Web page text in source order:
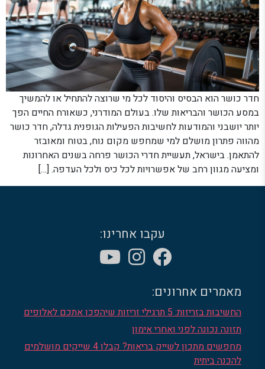
חדר כושר הוא הבסיס והיסוד לכל מי שרוצה להתחיל או להמשיך
במסע הכושר והבריאות שלו. בעולם המודרני, כשאורח החיים הפך
יותר יושבני והמודעות לחשיבות הפעילות הגופנית גדלה, חדר כושר
מהווה פתרון מושלם למי שמחפש מקום נוח, בטוח ומאובזר
להתאמן. בישראל, תעשיית חדרי הכושר פרחה בשנים האחרונות
ומציעה מגוון רחב של אפשרויות לכל כיס ולכל העדפה. […]
עקבו אחרינו:
מאמרים אחרונים:
החשיבות בזריזות: 5 תרגילי זריזות שיהפכו אתכם לאלופים
תזונה נכונה לפני ואחרי אימון
מחפשים מתכון לשייק בריאות? קבלו 4 שייקים מושלמים
להכנה ביתית